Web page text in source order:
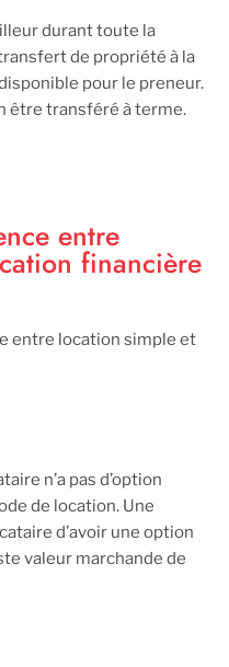
durant toute la
de propriété à la
pour le preneur.
être transféré à terme.
entre
financière
entre location simple et
n’a pas d’option
de location. Une
d’avoir une option
valeur marchande de